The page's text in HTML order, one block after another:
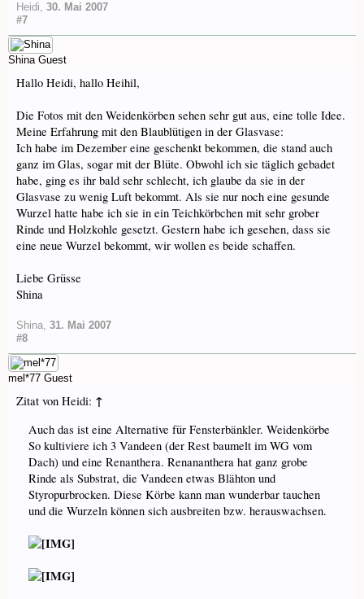
Heidi, 30. Mai 2007
#7
Shina Guest
Hallo Heidi, hallo Heihil,
Die Fotos mit den Weidenkörben sehen sehr gut aus, eine tolle Idee.
Meine Erfahrung mit den Blaublütigen in der Glasvase:
Ich habe im Dezember eine geschenkt bekommen, die stand auch
ganz im Glas, sogar mit der Blüte. Obwohl ich sie täglich gebadet
habe, ging es ihr bald sehr schlecht, ich glaube da sie in der
Glasvase zu wenig Luft bekommt. Als sie nur noch eine gesunde
Wurzel hatte habe ich sie in ein Teichkörbchen mit sehr grober
Rinde und Holzkohle gesetzt. Gestern habe ich gesehen, dass sie
eine neue Wurzel bekommt, wir wollen es beide schaffen.
Liebe Grüsse
Shina
Shina, 31. Mai 2007
#8
mel*77 Guest
Zitat von Heidi: ↑
Auch das ist eine Alternative für Fensterbänkler. Weidenkörbe
So kultiviere ich 3 Vandeen (der Rest baumelt im WG vom
Dach) und eine Renanthera. Renananthera hat ganz grobe
Rinde als Substrat, die Vandeen etwas Blähton und
Styropurbrocken. Diese Körbe kann man wunderbar tauchen
und die Wurzeln können sich ausbreiten bzw. herauswachsen.